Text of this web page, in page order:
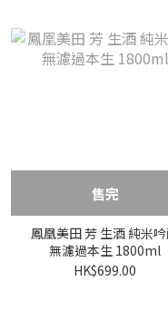
售完
鳳凰美田 芳 生酒 純米
無濾過本生 1800ml
HK$699.00